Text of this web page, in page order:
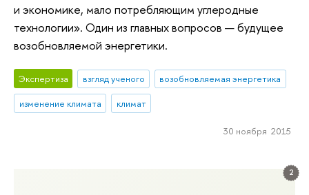
2
и экономике, мало потребляющим углеродные
технологии». Один из главных вопросов — будущее
возобновляемой энергетики.
Экспертиза взгляд ученого
возобновляемая энергетика
изменение климата
климат
30 ноября 2015